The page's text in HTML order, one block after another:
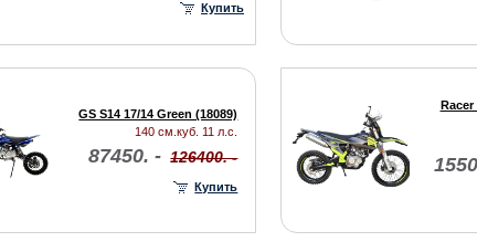
Купить
GS S14 17/14 Green (18089)
140 см.куб. 11 л.с.
87450. - 126400. -
Купить
Racer